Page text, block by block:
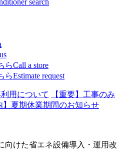
らCall a store
らEstimate request
用について
【重要】工事のみ
】夏期休業期間のお知らせ
向けた省エネ設備導入・運用改